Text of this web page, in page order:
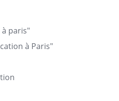
paris"
à Paris"